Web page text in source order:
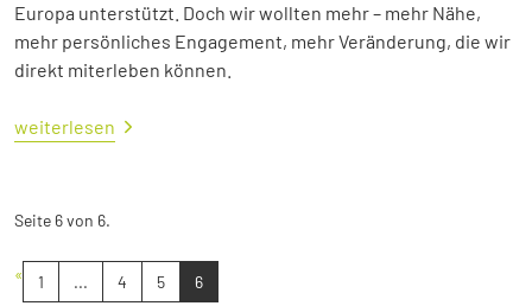
Europa unterstützt. Doch wir wollten mehr – mehr Nähe,
mehr persönliches Engagement, mehr Veränderung, die wir
direkt miterleben können.
weiterlesen
Seite 6 von 6.
« 1 ... 4 5 6